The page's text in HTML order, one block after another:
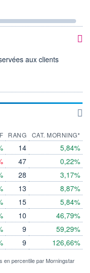
aux clients
RANG
14
47
28
13
15
10
9
9
CAT. MORNING*
5,84%
0,22%
3,17%
8,87%
5,84%
46,79%
59,29%
126,66%
en percentile par Morningstar